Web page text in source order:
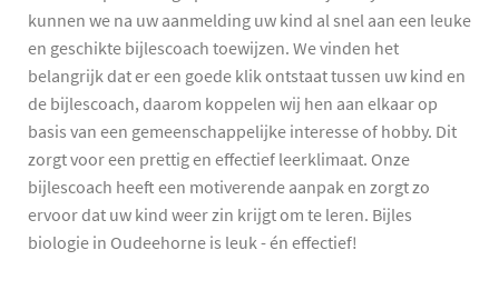
kunnen we na uw aanmelding uw kind al snel aan een leuke
en geschikte bijlescoach toewijzen. We vinden het
belangrijk dat er een goede klik ontstaat tussen uw kind en
de bijlescoach, daarom koppelen wij hen aan elkaar op
basis van een gemeenschappelijke interesse of hobby. Dit
zorgt voor een prettig en effectief leerklimaat. Onze
bijlescoach heeft een motiverende aanpak en zorgt zo
ervoor dat uw kind weer zin krijgt om te leren. Bijles
biologie in Oudeehorne is leuk - én effectief!